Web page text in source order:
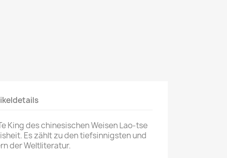
King des chinesischen Weisen Lao-tse
Es zählt zu den tiefsinnigsten und
der Weltliteratur.